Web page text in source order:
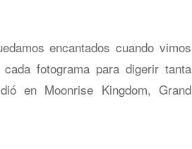
encantados cuando vimos
fotograma para digerir tanta
en Moonrise Kingdom, Grand